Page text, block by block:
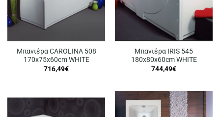
Μπανιέρα CAROLINA 508
170x75x60cm WHITE
716,49€
Μπανιέρα IRIS 545
180x80x60cm WHITE
744,49€